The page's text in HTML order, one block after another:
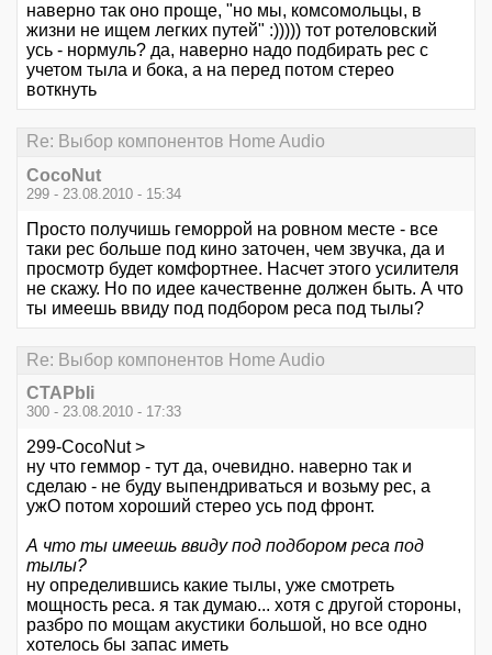
наверно так оно проще, "но мы, комсомольцы, в
жизни не ищем легких путей" :))))) тот ротеловский
усь - нормуль? да, наверно надо подбирать рес с
учетом тыла и бока, а на перед потом стерео
воткнуть
Re: Выбор компонентов Home Audio
CocoNut
299 - 23.08.2010 - 15:34
Просто получишь геморрой на ровном месте - все
таки рес больше под кино заточен, чем звучка, да и
просмотр будет комфортнее. Насчет этого усилителя
не скажу. Но по идее качественне должен быть. А что
ты имеешь ввиду под подбором реса под тылы?
Re: Выбор компонентов Home Audio
CTAPbIi
300 - 23.08.2010 - 17:33
299-CocoNut >
ну что геммор - тут да, очевидно. наверно так и
сделаю - не буду выпендриваться и возьму рес, а
ужО потом хороший стерео усь под фронт.
А что ты имеешь ввиду под подбором реса под
тылы?
ну определившись какие тылы, уже смотреть
мощность реса. я так думаю... хотя с другой стороны,
разбро по мощам акустики большой, но все одно
хотелось бы запас иметь